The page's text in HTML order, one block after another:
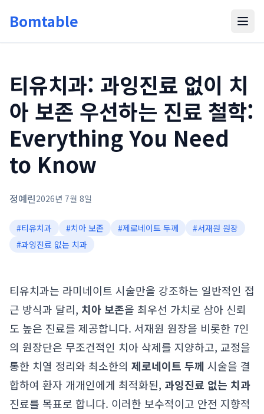
Bomtable
티유치과: 과잉진료 없이 치
아 보존 우선하는 진료 철학:
Everything You Need
to Know
정예린2026년 7월 8일
#티유치과 #치아 보존 #제로네이트 두께 #서재원 원장
#과잉진료 없는 치과
티유치과는 라미네이트 시술만을 강조하는 일반적인 접
근 방식과 달리, 치아 보존을 최우선 가치로 삼아 신뢰
도 높은 진료를 제공합니다. 서재원 원장을 비롯한 7인
의 원장단은 무조건적인 치아 삭제를 지양하고, 교정을
통한 치열 정리와 최소한의 제로네이트 두께 시술을 결
합하여 환자 개개인에게 최적화된, 과잉진료 없는 치과
진료를 목표로 합니다. 이러한 보수적이고 안전 지향적